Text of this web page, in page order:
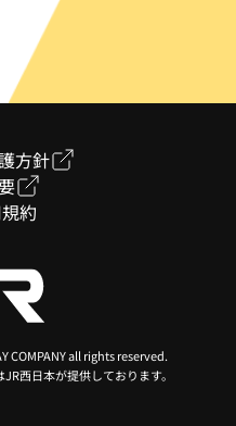
方針
約
COMPANY all rights reserved.
西日本が提供しております。
CONTACT
ぜひ一度お聞かせください